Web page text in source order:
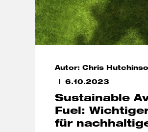
Autor: Chris
6.10.2023
Sustainable
Fuel:
für